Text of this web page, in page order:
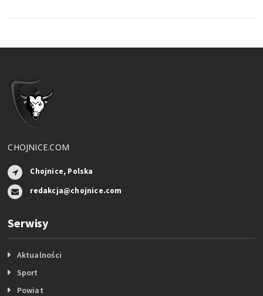
CHOJNICE.COM
Chojnice, Polska
redakcja@chojnice.com
Serwisy
Aktualności
Sport
Powiat